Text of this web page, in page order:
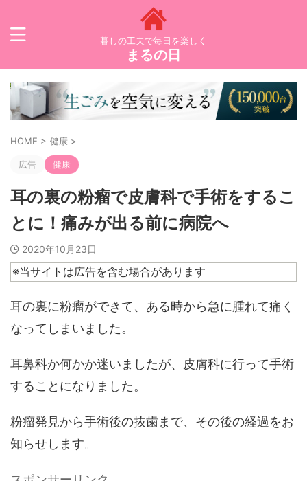
暮しの工夫で毎日を楽しく
まるの日
HOME > 健康 >
広告 健康
耳の裏の粉瘤で皮膚科で手術をするこ
とに！痛みが出る前に病院へ
2020年10月23日
※当サイトは広告を含む場合があります
耳の裏に粉瘤ができて、ある時から急に腫れて痛く
なってしまいました。
耳鼻科か何かか迷いましたが、皮膚科に行って手術
することになりました。
粉瘤発見から手術後の抜歯まで、その後の経過をお
知らせします。